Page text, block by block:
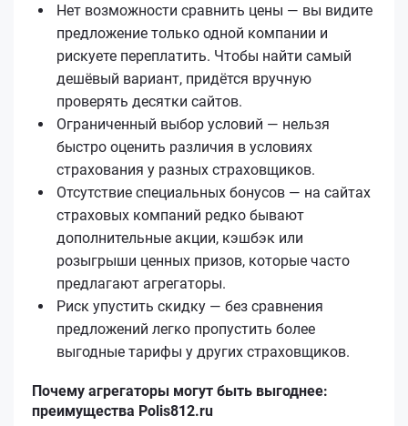
Нет возможности сравнить цены — вы видите
предложение только одной компании и
рискуете переплатить. Чтобы найти самый
дешёвый вариант, придётся вручную
проверять десятки сайтов.
Ограниченный выбор условий — нельзя
быстро оценить различия в условиях
страхования у разных страховщиков.
Отсутствие специальных бонусов — на сайтах
страховых компаний редко бывают
дополнительные акции, кэшбэк или
розыгрыши ценных призов, которые часто
предлагают агрегаторы.
Риск упустить скидку — без сравнения
предложений легко пропустить более
выгодные тарифы у других страховщиков.
Почему агрегаторы могут быть выгоднее:
преимущества Polis812.ru